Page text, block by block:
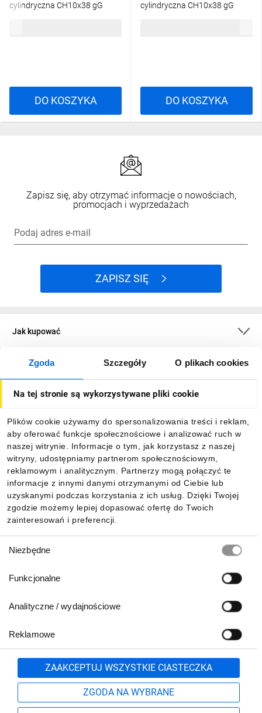
Zgoda Szczegóły O plikach cookies
Na tej stronie są wykorzystywane pliki cookie
Plików cookie używamy do spersonalizowania treści i reklam,
aby oferować funkcje społecznościowe i analizować ruch w
naszej witrynie. Informacje o tym, jak korzystasz z naszej
witryny, udostępniamy partnerom społecznościowym,
reklamowym i analitycznym. Partnerzy mogą połączyć te
informacje z innymi danymi otrzymanymi od Ciebie lub
uzyskanymi podczas korzystania z ich usług. Dzięki Twojej
zgodzie możemy lepiej dopasować ofertę do Twoich
zainteresowań i preferencji.
zgody
Niezbędne
Funkcjonalne
Analityczne / wydajnościowe
Reklamowe
ZAAKCEPTUJ WSZYSTKIE CIASTECZKA
ZGODA NA WYBRANE
cylindryczna CH10x38 gG
DO KOSZYKA
cylindryczna CH10x38 gG
DO KOSZYKA
Zapisz się, aby otrzymać informacje o nowościach,
promocjach i wyprzedażach
Podaj adres e-mail
ZAPISZ SIĘ
Jak kupować
O firmie
Informacje
Pobierz naszą aplikację mobilną:
801 500 700 lub
71 37 61 600
Formularz kontaktowy